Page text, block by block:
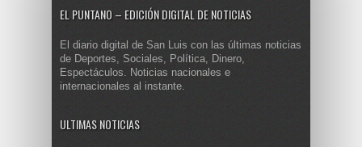
EL PUNTANO – EDICIÓN DIGITAL DE NOTICIAS
El diario digital de San Luis con las últimas noticias
de Deportes, Sociales, Política, Dinero,
Espectáculos. Noticias nacionales e
internacionales al instante.
ULTIMAS NOTICIAS